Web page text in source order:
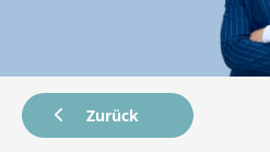
Zurück